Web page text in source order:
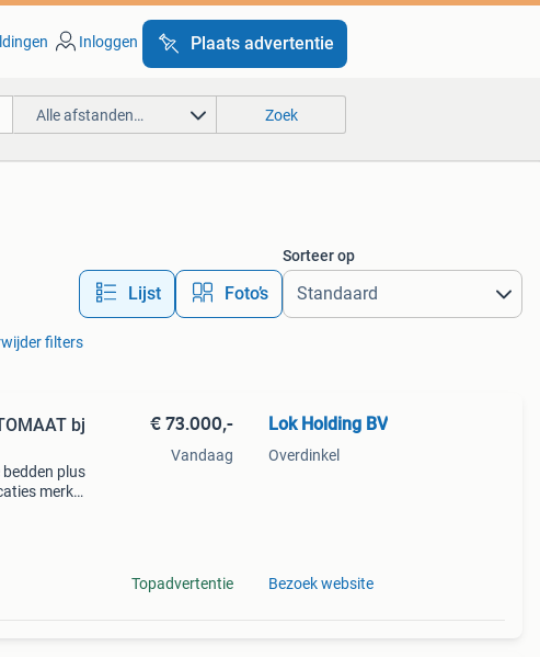
Inloggen Plaats advertentie
Alle afstanden… Zoek
Lijst Foto’s
Sorteer op
filters
plus
merk:
€ 73.000,-
Vandaag
Topadvertentie
Lok Holding BV
Overdinkel
Bezoek website